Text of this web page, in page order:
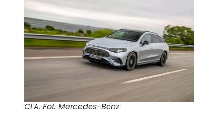
CLA. Fot. Mercedes-Benz